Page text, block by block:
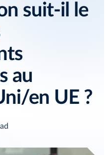
suit-il le
au
en UE ?